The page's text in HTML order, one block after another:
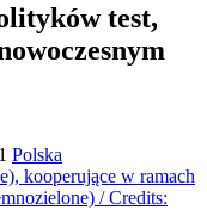
test,
Polska